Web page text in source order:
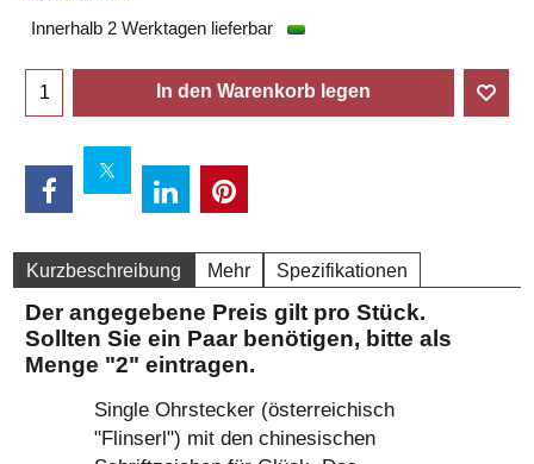
Innerhalb 2 Werktagen lieferbar
In den Warenkorb legen
Kurzbeschreibung Mehr Spezifikationen
Der angegebene Preis gilt pro Stück.
Sollten Sie ein Paar benötigen, bitte als
Menge "2" eintragen.
Single Ohrstecker (österreichisch
"Flinserl") mit den chinesischen